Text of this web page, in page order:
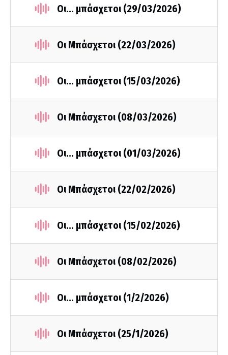
Οι... μπάσχετοι (29/03/2026)
Οι Μπάσχετοι (22/03/2026)
Οι... μπάσχετοι (15/03/2026)
Οι Μπάσχετοι (08/03/2026)
Οι... μπάσχετοι (01/03/2026)
Οι Μπάσχετοι (22/02/2026)
Οι... μπάσχετοι (15/02/2026)
Οι Μπάσχετοι (08/02/2026)
Οι... μπάσχετοι (1/2/2026)
Οι Μπάσχετοι (25/1/2026)